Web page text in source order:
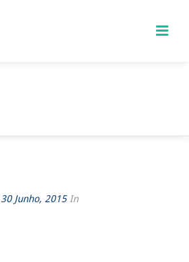
30 Junho, 2015 In